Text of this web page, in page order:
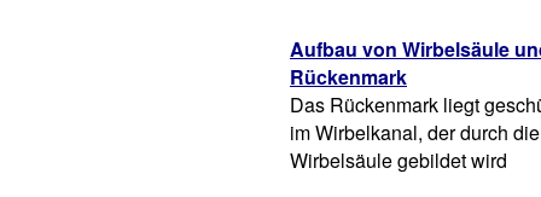
Aufbau von Wirbelsäule
Rückenmark
Das Rückenmark liegt
im Wirbelkanal, der durch die
Wirbelsäule gebildet wird